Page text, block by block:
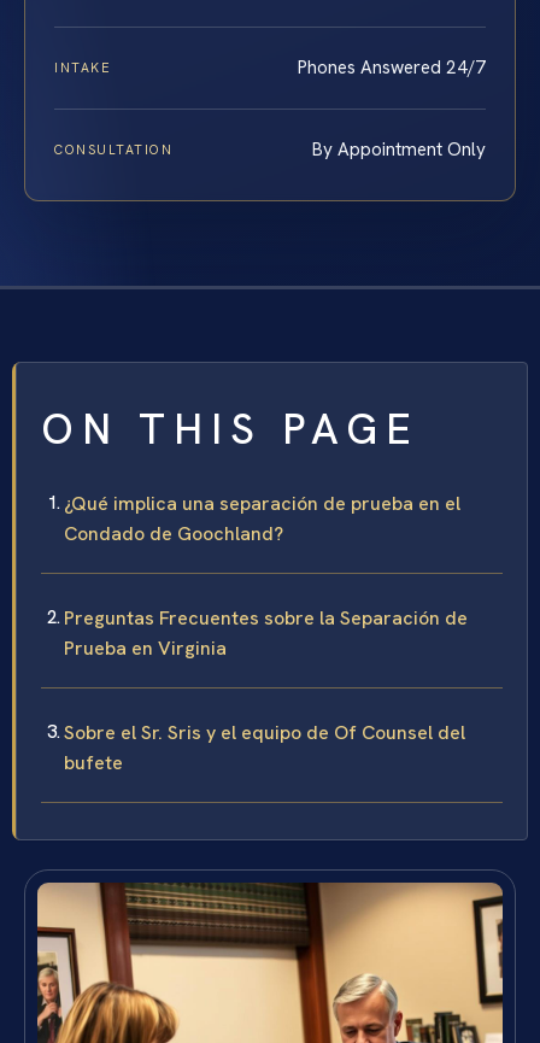
INTAKE Phones Answered 24/7
CONSULTATION By Appointment Only
ON THIS PAGE
¿Qué implica una separación de prueba en el
Condado de Goochland?
Preguntas Frecuentes sobre la Separación de
Prueba en Virginia
Sobre el Sr. Sris y el equipo de Of Counsel del
bufete